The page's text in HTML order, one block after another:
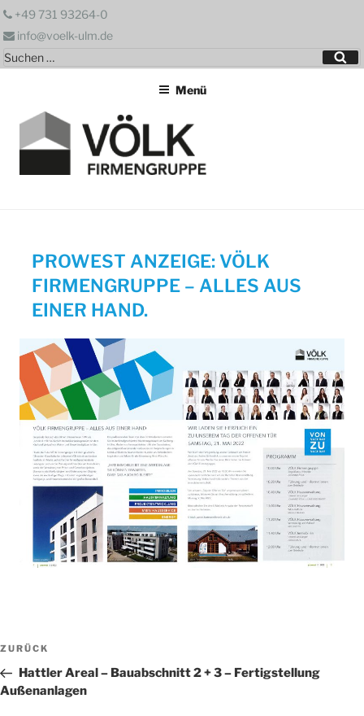
Zum
springen
+49 731 93264-0
info@voelk-ulm.de
Suchen
nach:
Menü
PROWEST ANZEIGE: VÖLK
FIRMENGRUPPE – ALLES AUS
EINER HAND.
Beitragsnavigation
Vorheriger
Beitrag
ZURÜCK
Hattler Areal – Bauabschnitt 2 + 3 – Fertigstellung
Außenanlagen